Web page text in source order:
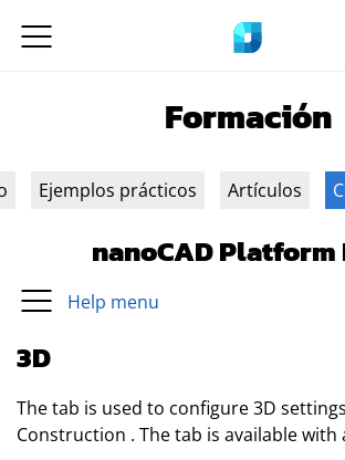
Formación
Ejemplos prácticos Artículos
nanoCAD Platform
Help menu
3D
The tab is used to configure 3D settings
Construction . The tab is available with